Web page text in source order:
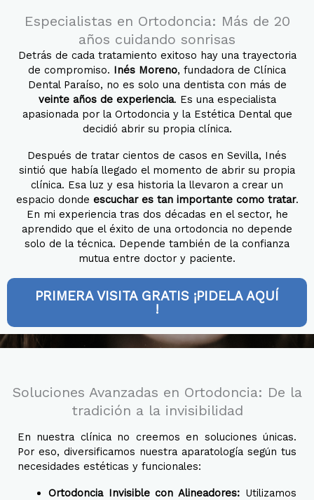
Especialistas en Ortodoncia: Más de 20
años cuidando sonrisas
Detrás de cada tratamiento exitoso hay una trayectoria
de compromiso. Inés Moreno, fundadora de Clínica
Dental Paraíso, no es solo una dentista con más de
veinte años de experiencia. Es una especialista
apasionada por la Ortodoncia y la Estética Dental que
decidió abrir su propia clínica.
Después de tratar cientos de casos en Sevilla, Inés
sintió que había llegado el momento de abrir su propia
clínica. Esa luz y esa historia la llevaron a crear un
espacio donde escuchar es tan importante como tratar.
En mi experiencia tras dos décadas en el sector, he
aprendido que el éxito de una ortodoncia no depende
solo de la técnica. Depende también de la confianza
mutua entre doctor y paciente.
PRIMERA VISITA GRATIS ¡PIDELA AQUÍ
!
Soluciones Avanzadas en Ortodoncia: De la
tradición a la invisibilidad
En nuestra clínica no creemos en soluciones únicas.
Por eso, diversificamos nuestra aparatología según tus
necesidades estéticas y funcionales:
Ortodoncia Invisible con Alineadores: Utilizamos